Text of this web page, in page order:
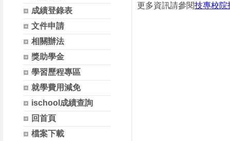
成績登錄表
文件申請
相關辦法
獎助學金
學習歷程專區
就學費用減免
ischool成績查詢
回首頁
檔案下載
更多資訊請參閱技專校院